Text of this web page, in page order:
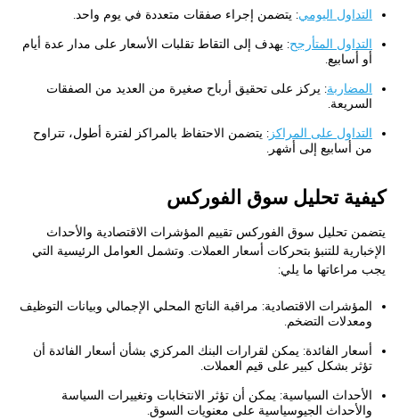
التداول اليومي: يتضمن إجراء صفقات متعددة في يوم واحد.
التداول المتأرجح: يهدف إلى التقاط تقلبات الأسعار على مدار عدة أيام
أو أسابيع.
المضاربة: يركز على تحقيق أرباح صغيرة من العديد من الصفقات
السريعة.
التداول على المراكز : يتضمن الاحتفاظ بالمراكز لفترة أطول، تتراوح
من أسابيع إلى أشهر.
كيفية تحليل سوق الفوركس
يتضمن تحليل سوق الفوركس تقييم المؤشرات الاقتصادية والأحداث
الإخبارية للتنبؤ بتحركات أسعار العملات. وتشمل العوامل الرئيسية التي
يجب مراعاتها ما يلي:
المؤشرات الاقتصادية: مراقبة الناتج المحلي الإجمالي وبيانات التوظيف
ومعدلات التضخم.
أسعار الفائدة: يمكن لقرارات البنك المركزي بشأن أسعار الفائدة أن
تؤثر بشكل كبير على قيم العملات.
الأحداث السياسية: يمكن أن تؤثر الانتخابات وتغييرات السياسة
والأحداث الجيوسياسية على معنويات السوق.